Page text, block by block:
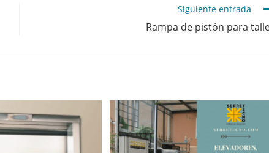
Siguiente entrada
Rampa de pistón para